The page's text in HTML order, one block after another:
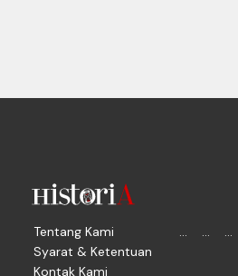
Tentang Kami
Syarat & Ketentuan
Kontak Kami
... ...